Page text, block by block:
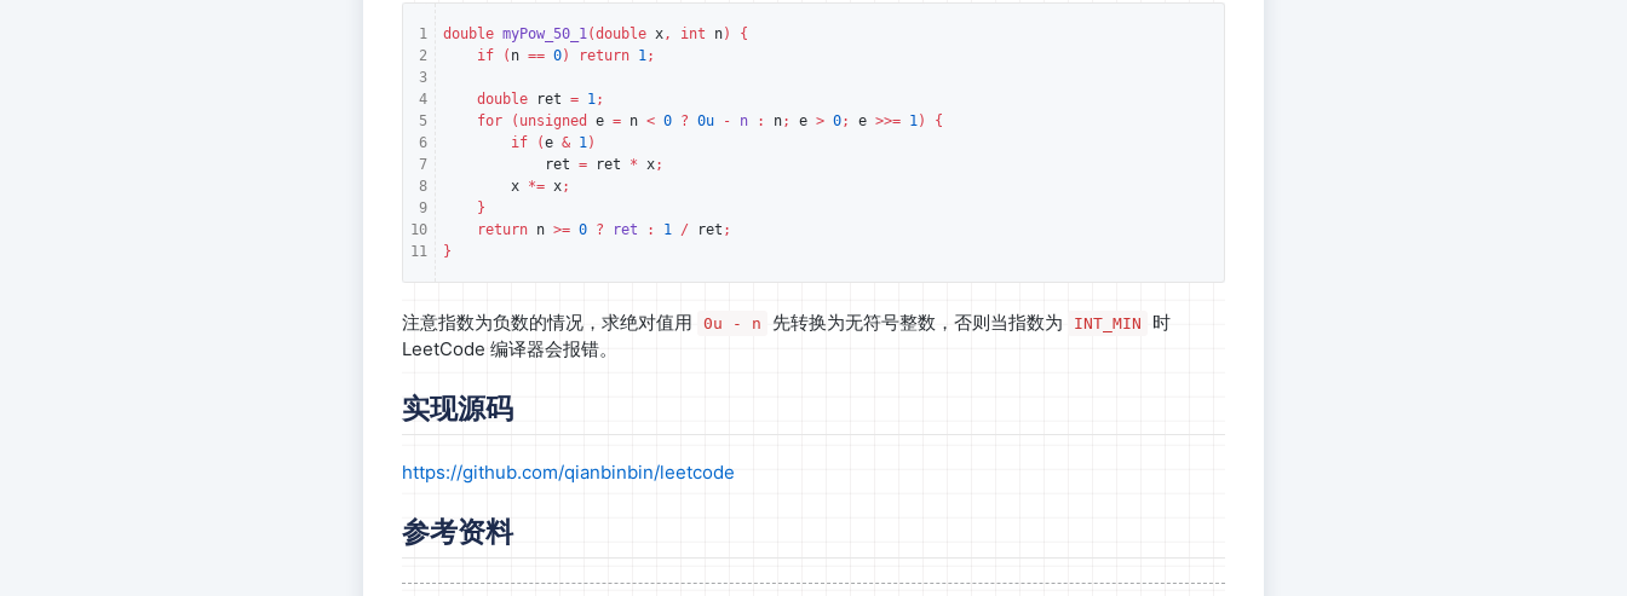
double myPow_50_1 (double x , int n)
{
if
( n == 0) return 1 ;
double ret = 1 ;
for
( unsigned e = n < 0 ? 0u - n : n; e > 0; e >>= 1 )
{
if
(e & 1 )
ret = ret * x;
x *= x;
}
return n >= 0 ? ret : 1 / ret ;
}
注意指数为负数的情况，求绝对值用 0u - n 先转换为无符号整数，否则当指数为 INT_MIN
时
LeetCode 编译器会报错。
实现源码
https://github.com/qianbinbin/leetcode
参考资料